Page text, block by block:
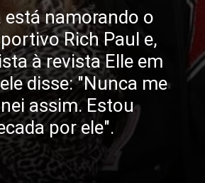
está namorando o
Rich Paul e,
à revista Elle em
disse: "Nunca me
assim. Estou
por ele".